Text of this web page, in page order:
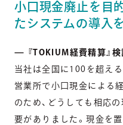
小口現金廃止を目
たシステムの導入
— 『TOKIUM経費精算』
当社は全国に100を超え
営業所で小口現金による
のため、どうしても相応
要がありました。現金を